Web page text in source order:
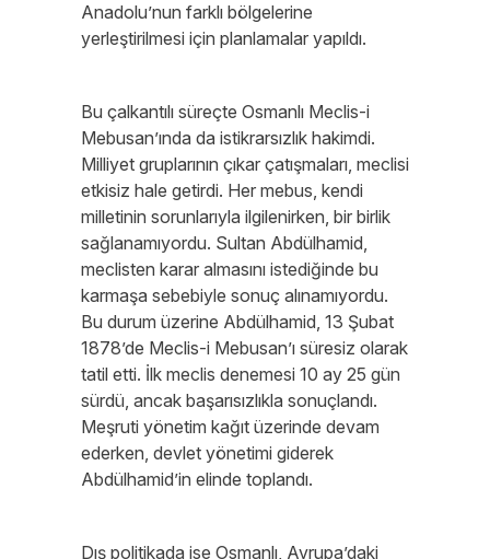
Anadolu’nun farklı bölgelerine
yerleştirilmesi için planlamalar yapıldı.
Bu çalkantılı süreçte Osmanlı Meclis-i
Mebusan’ında da istikrarsızlık hakimdi.
Milliyet gruplarının çıkar çatışmaları, meclisi
etkisiz hale getirdi. Her mebus, kendi
milletinin sorunlarıyla ilgilenirken, bir birlik
sağlanamıyordu. Sultan Abdülhamid,
meclisten karar almasını istediğinde bu
karmaşa sebebiyle sonuç alınamıyordu.
Bu durum üzerine Abdülhamid, 13 Şubat
1878’de Meclis-i Mebusan’ı süresiz olarak
tatil etti. İlk meclis denemesi 10 ay 25 gün
sürdü, ancak başarısızlıkla sonuçlandı.
Meşruti yönetim kağıt üzerinde devam
ederken, devlet yönetimi giderek
Abdülhamid’in elinde toplandı.
Dış politikada ise Osmanlı, Avrupa’daki